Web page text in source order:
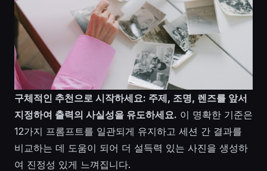
구체적인 추천으로 시작하세요: 주제, 조명, 렌즈를 앞서
지정하여 출력의 사실성을 유도하세요. 이 명확한 기준은
12가지 프롬프트를 일관되게 유지하고 세션 간 결과를
비교하는 데 도움이 되어 더 설득력 있는 사진을 생성하
여 진정성 있게 느껴집니다.